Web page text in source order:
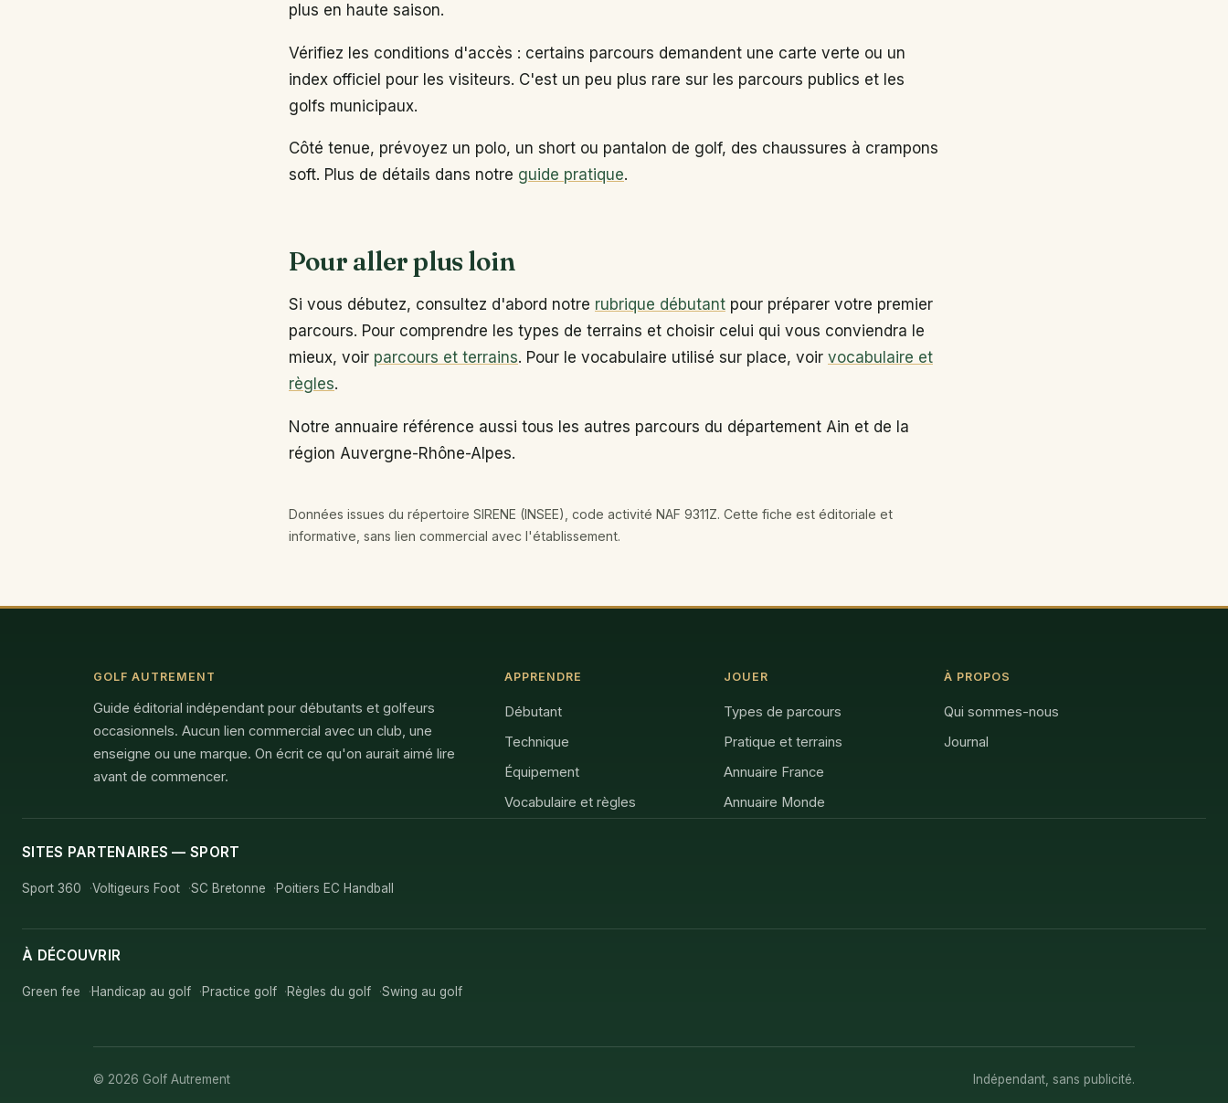
plus en haute saison.
Vérifiez les conditions d'accès : certains parcours demandent une carte verte ou un
index officiel pour les visiteurs. C'est un peu plus rare sur les parcours publics et les
golfs municipaux.
Côté tenue, prévoyez un polo, un short ou pantalon de golf, des chaussures à crampons
soft. Plus de détails dans notre guide pratique.
Pour aller plus loin
Si vous débutez, consultez d'abord notre rubrique débutant pour préparer votre premier
parcours. Pour comprendre les types de terrains et choisir celui qui vous conviendra le
mieux, voir parcours et terrains. Pour le vocabulaire utilisé sur place, voir vocabulaire et
règles.
Notre annuaire référence aussi tous les autres parcours du département Ain et de la
région Auvergne-Rhône-Alpes.
Données issues du répertoire SIRENE (INSEE), code activité NAF 9311Z. Cette fiche est éditoriale et
informative, sans lien commercial avec l'établissement.
GOLF AUTREMENT
Guide éditorial indépendant pour débutants et golfeurs
occasionnels. Aucun lien commercial avec un club, une
enseigne ou une marque. On écrit ce qu'on aurait aimé lire
avant de commencer.
APPRENDRE
Débutant
Technique
Équipement
Vocabulaire et règles
JOUER
Types de parcours
Pratique et terrains
Annuaire France
Annuaire Monde
À PROPOS
Qui sommes-nous
Journal
SITES PARTENAIRES — SPORT
Sport 360 Voltigeurs Foot SC Bretonne Poitiers EC Handball
À DÉCOUVRIR
Green fee Handicap au golf Practice golf Règles du golf Swing au golf
© 2026 Golf Autrement Indépendant, sans publicité.